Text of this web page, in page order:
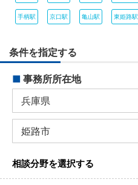
手柄駅 京口駅 亀山駅 東姫路駅
条件を指定する
■ 事務所所在地
相談分野を選択する